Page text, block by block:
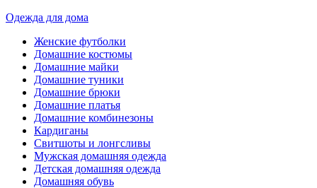
Одежда для дома
Женские футболки
Домашние костюмы
Домашние майки
Домашние туники
Домашние брюки
Домашние платья
Домашние комбинезоны
Кардиганы
Свитшоты и лонгсливы
Мужская домашняя одежда
Детская домашняя одежда
Домашняя обувь